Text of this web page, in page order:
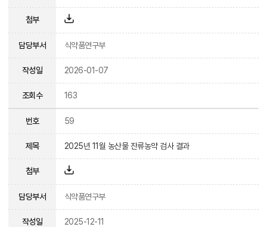
첨부
담당부서 식약품연구부
작성일 2026-01-07
조회수 163
번호 59
제목 2025년 11월 농산물 잔류농약 검사 결과
첨부
담당부서 식약품연구부
작성일 2025-12-11